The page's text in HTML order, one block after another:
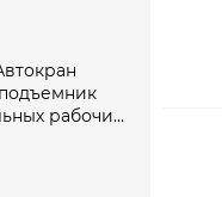
рабочих